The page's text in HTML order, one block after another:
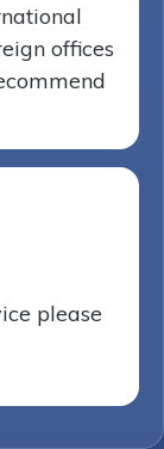
offices
please